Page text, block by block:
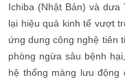
Ichiba (Nhật Bản) và
lại hiệu quả kinh tế vượt
ứng dung công nghệ tiên
phòng ngừa sâu bệnh
hệ thống màng lưu động